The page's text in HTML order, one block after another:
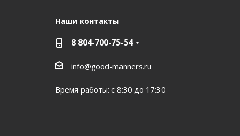
Наши контакты
8 804-700-75-54
info@good-manners.ru
Время работы: с 8:30 до 17:30